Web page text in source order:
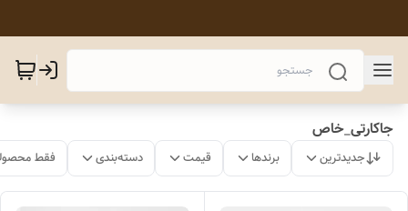
جاکارتی_خاص
جدیدترین برندها قیمت دسته‌بندی فقط